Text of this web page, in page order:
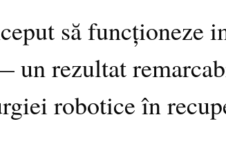
să funcționeze
un rezultat
robotice în